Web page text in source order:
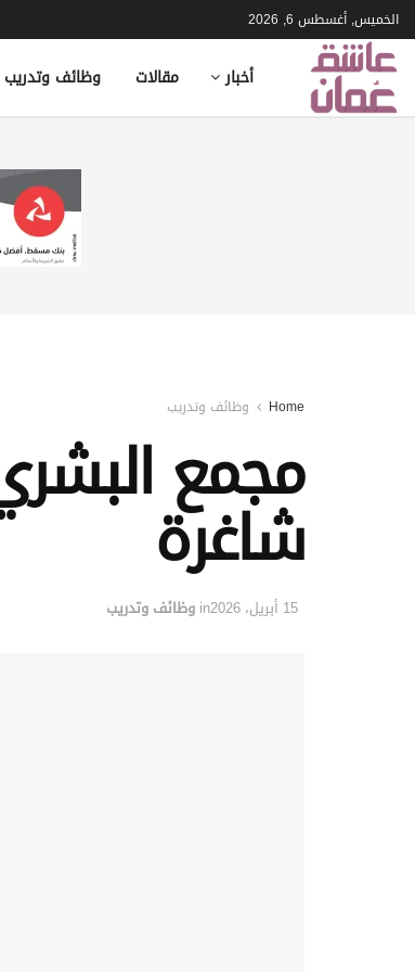
الخميس, أغسطس 6, 2026
أخبار مقالات وظائف وتدريب
Home وظائف وتدريب
مجمع
شاغرة
15 أبريل، 2026 in وظائف وتدريب